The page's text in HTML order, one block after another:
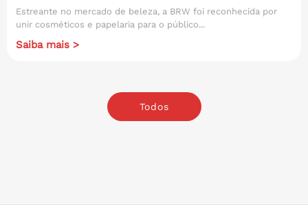
Estreante no mercado de beleza, a BRW foi reconhecida por
unir cosméticos e papelaria para o público...
Saiba mais >
Todos